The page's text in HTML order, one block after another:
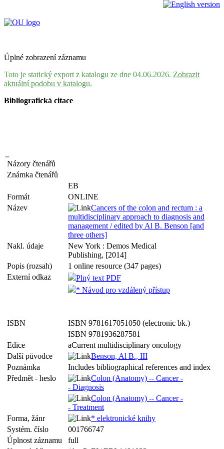
Úplné zobrazení záznamu
Toto je statický export z katalogu ze dne 04.06.2026. Zobrazit
aktuální podobu v katalogu.
Bibliografická citace
Názory čtenářů
Známka čtenářů
EB
Formát
ONLINE
Název
Cancers of the colon and rectum : a
multidisciplinary approach to diagnosis and
management / edited by Al B. Benson [and
three others]
Nakl. údaje
New York : Demos Medical
Publishing, [2014]
Popis (rozsah)
1 online resource (347 pages)
Externí odkaz
Plný text PDF
* Návod pro vzdálený přístup
ISBN
ISBN 9781617051050 (electronic bk.)
ISBN 9781936287581
Edice
aCurrent multidisciplinary oncology
Další původce
Benson, Al B., III
Poznámka
Includes bibliographical references and index
Předmět - heslo
Colon (Anatomy) -- Cancer -
- Diagnosis
Colon (Anatomy) -- Cancer -
- Treatment
Forma, žánr
* elektronické knihy
Systém. číslo
001766747
Úplnost záznamu
full